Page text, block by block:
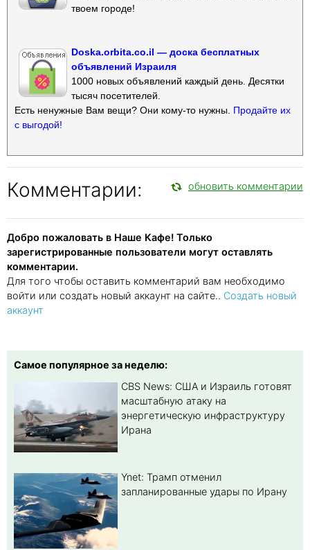
твоем городе!
Doska.orbita.co.il — доска бесплатных
объявлений Израиля
1000 новых объявлений каждый день. Десятки
тысяч посетителей.
Есть ненужные Вам вещи? Они кому-то нужны. Продайте их
с выгодой!
Комментарии: обновить комментарии
Добро пожаловать в Наше Кафе! Только
зарегистрированные пользователи могут оставлять
комментарии.
Для того чтобы оставить комментарий вам необходимо
войти или создать новый аккаунт на сайте.. Создать новый
аккаунт
Самое популярное за неделю:
CBS News: США и Израиль готовят
масштабную атаку на
энергетическую инфраструктуру
Ирана
Ynet: Трамп отменил
запланированные удары по Ирану